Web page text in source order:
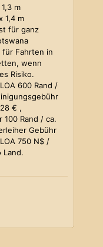
m
1,4 m
für ganz
Fahrten in
wenn
Risiko.
600 Rand /
€ ,
100 Rand / ca.
Gebühr
750 N$ /
Land.